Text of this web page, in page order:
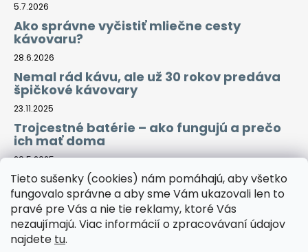
Tieto sušenky (cookies) nám pomáhajú, aby všetko
fungovalo správne a aby sme Vám ukazovali len to
pravé pre Vás a nie tie reklamy, ktoré Vás
nezaujímajú. Viac informácií o zpracovávaní údajov
najdete tu.
5.7.2026
Ako správne vyčistiť mliečne cesty
kávovaru?
28.6.2026
Nemal rád kávu, ale už 30 rokov predáva
špičkové kávovary
23.11.2025
Trojcestné batérie – ako fungujú a prečo
ich mať doma
29.5.2025
Prijímame online platby